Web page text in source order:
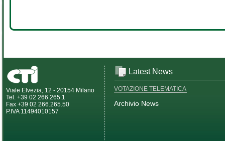
Viale Elvezia, 12 - 20154 Milano
Tel. +39 02 266.265.1
Fax +39 02 266.265.50
P.IVA 11494010157
Latest News
VOTAZIONE TELEMATICA
Archivio News